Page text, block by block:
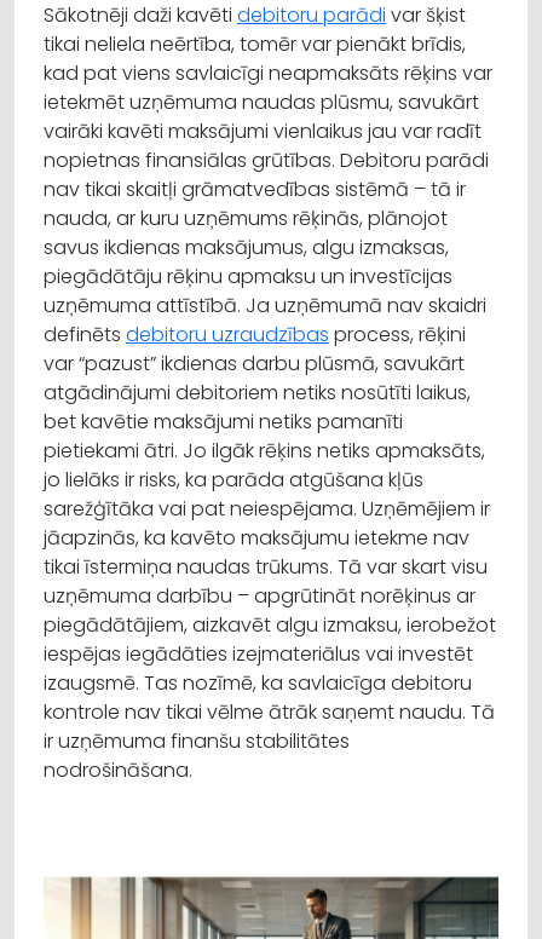
Sākotnēji daži kavēti debitoru parādi var šķist
tikai neliela neērtība, tomēr var pienākt brīdis,
kad pat viens savlaicīgi neapmaksāts rēķins var
ietekmēt uzņēmuma naudas plūsmu, savukārt
vairāki kavēti maksājumi vienlaikus jau var radīt
nopietnas finansiālas grūtības. Debitoru parādi
nav tikai skaitļi grāmatvedības sistēmā – tā ir
nauda, ar kuru uzņēmums rēķinās, plānojot
savus ikdienas maksājumus, algu izmaksas,
piegādātāju rēķinu apmaksu un investīcijas
uzņēmuma attīstībā. Ja uzņēmumā nav skaidri
definēts debitoru uzraudzības process, rēķini
var “pazust” ikdienas darbu plūsmā, savukārt
atgādinājumi debitoriem netiks nosūtīti laikus,
bet kavētie maksājumi netiks pamanīti
pietiekami ātri. Jo ilgāk rēķins netiks apmaksāts,
jo lielāks ir risks, ka parāda atgūšana kļūs
sarežģītāka vai pat neiespējama. Uzņēmējiem ir
jāapzinās, ka kavēto maksājumu ietekme nav
tikai īstermiņa naudas trūkums. Tā var skart visu
uzņēmuma darbību – apgrūtināt norēķinus ar
piegādātājiem, aizkavēt algu izmaksu, ierobežot
iespējas iegādāties izejmateriālus vai investēt
izaugsmē. Tas nozīmē, ka savlaicīga debitoru
kontrole nav tikai vēlme ātrāk saņemt naudu. Tā
ir uzņēmuma finanšu stabilitātes
nodrošināšana.